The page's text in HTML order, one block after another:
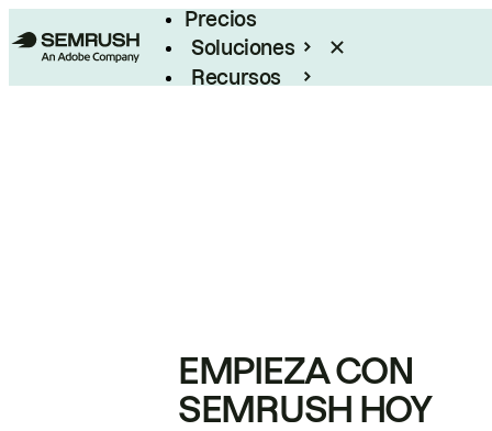
Precios
Soluciones
Recursos
EMPIEZA CON
SEMRUSH HOY